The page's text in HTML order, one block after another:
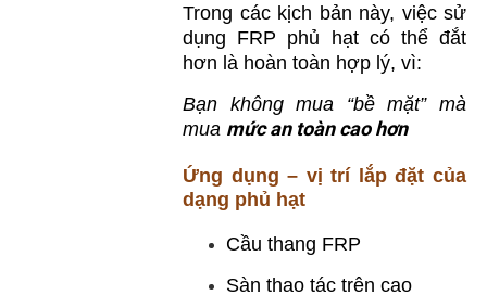
Trong các kịch bản này, việc sử
dụng FRP phủ hạt có thể đắt
hơn là hoàn toàn hợp lý, vì:
Bạn không mua “bề mặt” mà
mua mức an toàn cao hơn
Ứng dụng – vị trí lắp đặt của
dạng phủ hạt
Cầu thang FRP
Sàn thao tác trên cao